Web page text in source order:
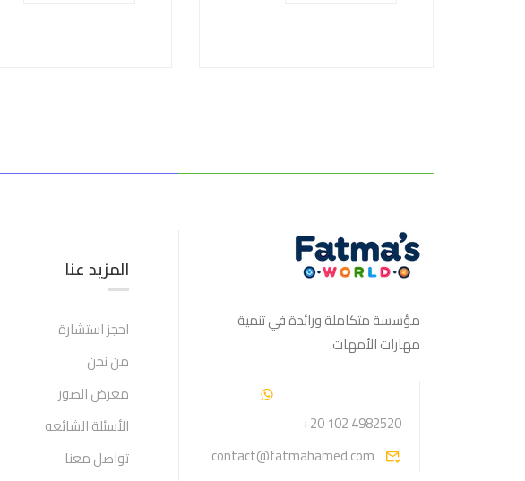
مؤسسة متكاملة ورائدة في تنمية
مهارات الأمهات.
+20 102 4982520
contact@fatmahamed.com
المزيد عنا
احجز استشارة
من نحن
معرض الصور
الأسئلة الشائعه
تواصل معنا